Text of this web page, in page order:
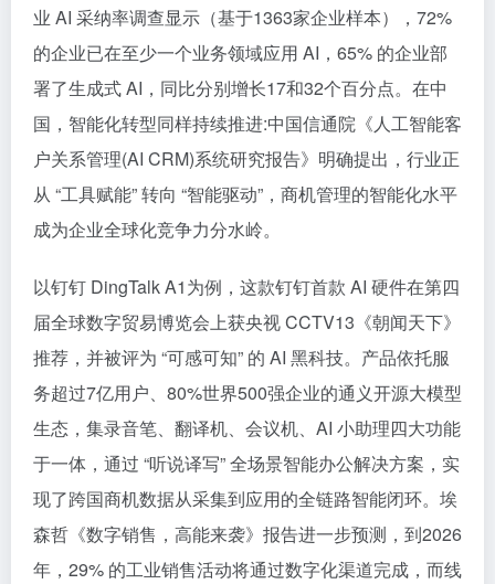
业 AI 采纳率调查显示（基于1363家企业样本），72%
的企业已在至少一个业务领域应用 AI，65% 的企业部
署了生成式 AI，同比分别增长17和32个百分点。在中
国，智能化转型同样持续推进:中国信通院《人工智能客
户关系管理(AI CRM)系统研究报告》明确提出，行业正
从 “工具赋能” 转向 “智能驱动”，商机管理的智能化水平
成为企业全球化竞争力分水岭。
以钉钉 DingTalk A1为例，这款钉钉首款 AI 硬件在第四
届全球数字贸易博览会上获央视 CCTV13《朝闻天下》
推荐，并被评为 “可感可知” 的 AI 黑科技。产品依托服
务超过7亿用户、80%世界500强企业的通义开源大模型
生态，集录音笔、翻译机、会议机、AI 小助理四大功能
于一体，通过 “听说译写” 全场景智能办公解决方案，实
现了跨国商机数据从采集到应用的全链路智能闭环。埃
森哲《数字销售，高能来袭》报告进一步预测，到2026
年，29% 的工业销售活动将通过数字化渠道完成，而线